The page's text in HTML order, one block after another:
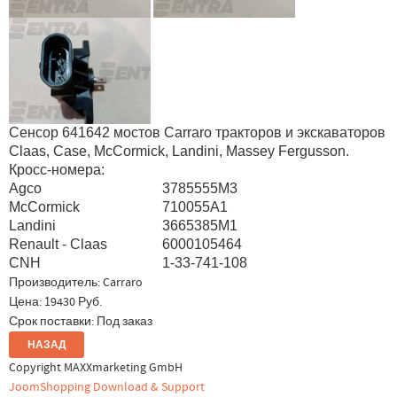
Сенсор 641642 мостов Carraro тракторов и экскаваторов
Claas, Case, McCormick, Landini, Massey Fergusson.
Кросс-номера:
Agco
3785555M3
McCormick
710055A1
Landini
3665385M1
Renault - Claas
6000105464
CNH
1-33-741-108
Производитель:Carraro
Цена: 19430 Руб.
Срок поставки: Под заказ
Copyright MAXXmarketing GmbH
JoomShopping Download & Support